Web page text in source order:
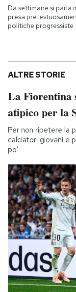
Da settimane si
presa
politiche progressiste
ALTRE STORIE
La Fiorentina
atipico per la
Per non ripetere la
calciatori giovani e
po’